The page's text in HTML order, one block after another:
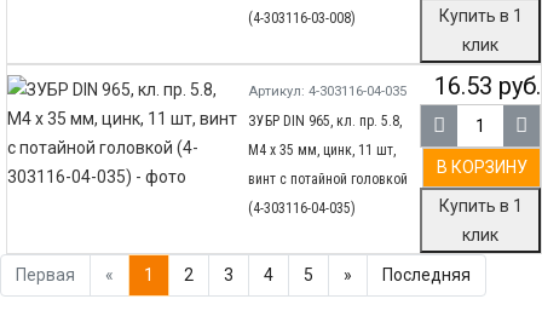
(4-303116-03-008)
Купить в 1
клик
Артикул: 4-303116-04-035
ЗУБР DIN 965, кл. пр. 5.8,
M4 х 35 мм, цинк, 11 шт,
винт с потайной головкой
(4-303116-04-035)
16.53 руб.
В КОРЗИНУ
Купить в 1
клик
Первая « 1 2 3 4 5 » Последняя